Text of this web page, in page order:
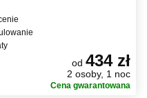
od 434 zł
2 osoby, 1 noc
Cena gwarantowana